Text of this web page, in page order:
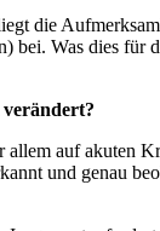
die
Was dies
auf akuten
und genau